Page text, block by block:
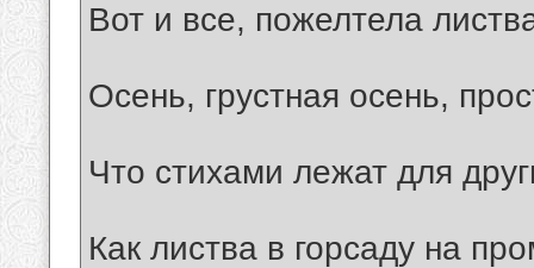
Вот и все, пожелтела
Осень, гpустная осень,
Что стихами лежат для
Как листва в гоpсаду на